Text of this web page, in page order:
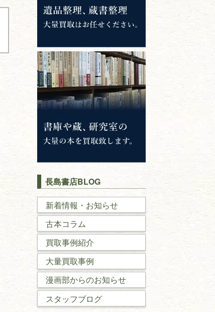
長島書店BLOG
新着情報・お知らせ
古本コラム
買取事例紹介
大量買取事例
漫画部からのお知らせ
スタッフブログ